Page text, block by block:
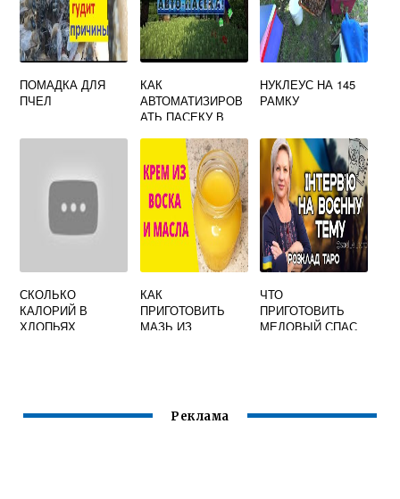
ПОМАДКА ДЛЯ
ПЧЕЛ
КАК
АВТОМАТИЗИРОВ
АТЬ ПАСЕКУ В
НУКЛЕУС НА 145
РАМКУ
СКОЛЬКО
КАЛОРИЙ В
ХЛОПЬЯХ
КАК
ПРИГОТОВИТЬ
МАЗЬ ИЗ
ЧТО
ПРИГОТОВИТЬ
МЕДОВЫЙ СПАС
Реклама